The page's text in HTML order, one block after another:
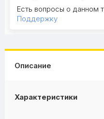
Есть вопросы о данном
Поддержку
Описание
Характеристики